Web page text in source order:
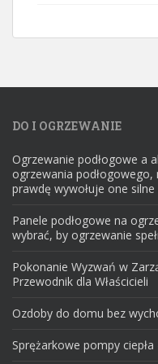
DO I OGRZEWANIE
Ogrzewanie podłogowe a
ogrzewania podłogowego,
prawdę wywołuje one silne
Panele podłogowe na
wybrać, by ogrzewanie
Pokonanie Wyzwań w
Przewodnik dla Właścicieli
Ozdoby do domu bez
Sprężarkowe pompy